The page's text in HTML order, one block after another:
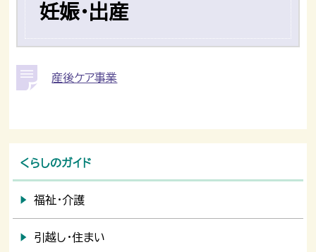
妊娠・出産
産後ケア事業
くらしのガイド
福祉・介護
引越し・住まい